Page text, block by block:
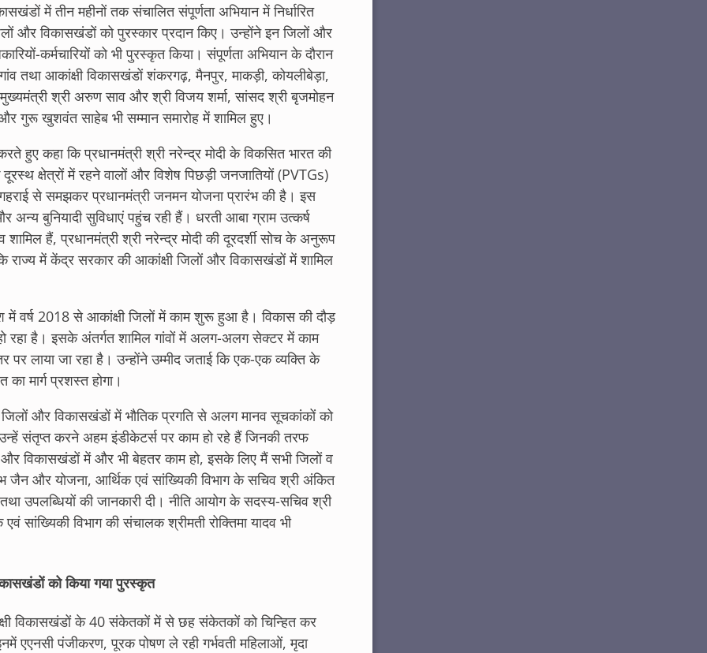
में तीन महीनों तक संचालित संपूर्णता अभियान में निर्धारित
और विकासखंडों को पुरस्कार प्रदान किए। उन्होंने इन जिलों और
कर्मचारियों को भी पुरस्कृत किया। संपूर्णता अभियान के दौरान
तथा आकांक्षी विकासखंडों शंकरगढ़, मैनपुर, माकड़ी, कोयलीबेड़ा,
श्री अरुण साव और श्री विजय शर्मा, सांसद श्री बृजमोहन
गुरू खुशवंत साहेब भी सम्मान समारोह में शामिल हुए।
हुए कहा कि प्रधानमंत्री श्री नरेन्द्र मोदी के विकसित भारत की
क्षेत्रों में रहने वालों और विशेष पिछड़ी जनजातियों (PVTGs)
से समझकर प्रधानमंत्री जनमन योजना प्रारंभ की है। इस
बुनियादी सुविधाएं पहुंच रही हैं। धरती आबा ग्राम उत्कर्ष
हैं, प्रधानमंत्री श्री नरेन्द्र मोदी की दूरदर्शी सोच के अनुरूप
राज्य में केंद्र सरकार की आकांक्षी जिलों और विकासखंडों में शामिल
वर्ष 2018 से आकांक्षी जिलों में काम शुरू हुआ है। विकास की दौड़
है। इसके अंतर्गत शामिल गांवों में अलग-अलग सेक्टर में काम
लाया जा रहा है। उन्होंने उम्मीद जताई कि एक-एक व्यक्ति के
मार्ग प्रशस्त होगा।
जिलों और विकासखंडों में भौतिक प्रगति से अलग मानव सूचकांकों को
संतृप्त करने अहम इंडीकेटर्स पर काम हो रहे हैं जिनकी तरफ
और विकासखंडों में और भी बेहतर काम हो, इसके लिए मैं सभी जिलों व
जैन और योजना, आर्थिक एवं सांख्यिकी विभाग के सचिव श्री अंकित
उपलब्धियों की जानकारी दी। नीति आयोग के सदस्य-सचिव श्री
विभाग की संचालक श्रीमती रोक्तिमा यादव भी
को किया गया पुरस्कृत
विकासखंडों के 40 संकेतकों में से छह संकेतकों को चिन्हित कर
एएनसी पंजीकरण, पूरक पोषण ले रही गर्भवती महिलाओं, मृदा